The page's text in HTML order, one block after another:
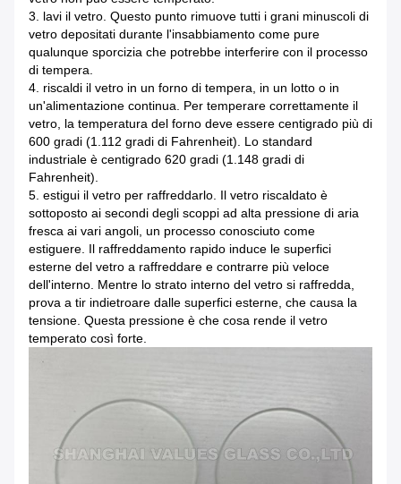
3. lavi il vetro. Questo punto rimuove tutti i grani minuscoli di
vetro depositati durante l'insabbiamento come pure
qualunque sporcizia che potrebbe interferire con il processo
di tempera.
4. riscaldi il vetro in un forno di tempera, in un lotto o in
un'alimentazione continua. Per temperare correttamente il
vetro, la temperatura del forno deve essere centigrado più di
600 gradi (1.112 gradi di Fahrenheit). Lo standard
industriale è centigrado 620 gradi (1.148 gradi di
Fahrenheit).
5. estigui il vetro per raffreddarlo. Il vetro riscaldato è
sottoposto ai secondi degli scoppi ad alta pressione di aria
fresca ai vari angoli, un processo conosciuto come
estiguere. Il raffreddamento rapido induce le superfici
esterne del vetro a raffreddare e contrarre più veloce
dell'interno. Mentre lo strato interno del vetro si raffredda,
prova a tir indietroare dalle superfici esterne, che causa la
tensione. Questa pressione è che cosa rende il vetro
temperato così forte.